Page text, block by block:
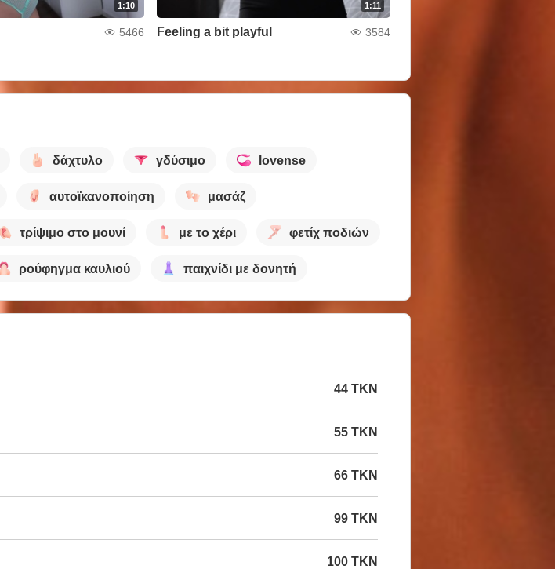
1:10
5466
1:11
Feeling a bit playful 3584
δάχτυλο γδύσιμο lovense
αυτοϊκανοποίηση μασάζ
τρίψιμο στο μουνί με το χέρι φετίχ ποδιών
ρούφηγμα καυλιού παιχνίδι με δονητή
44 TKN
55 TKN
66 TKN
99 TKN
100 TKN